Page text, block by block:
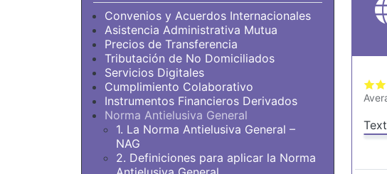
Convenios y Acuerdos Internacionales
Asistencia Administrativa Mutua
Precios de Transferencia
Tributación de No Domiciliados
Servicios Digitales
Cumplimiento Colaborativo
Instrumentos Financieros Derivados
Norma Antielusiva General
1. La Norma Antielusiva General –
NAG
2. Definiciones para aplicar la Norma